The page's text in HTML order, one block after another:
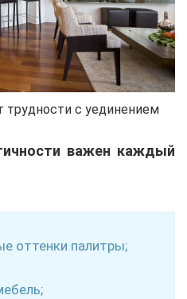
трудности с уединением
важен каждый
оттенки палитры;